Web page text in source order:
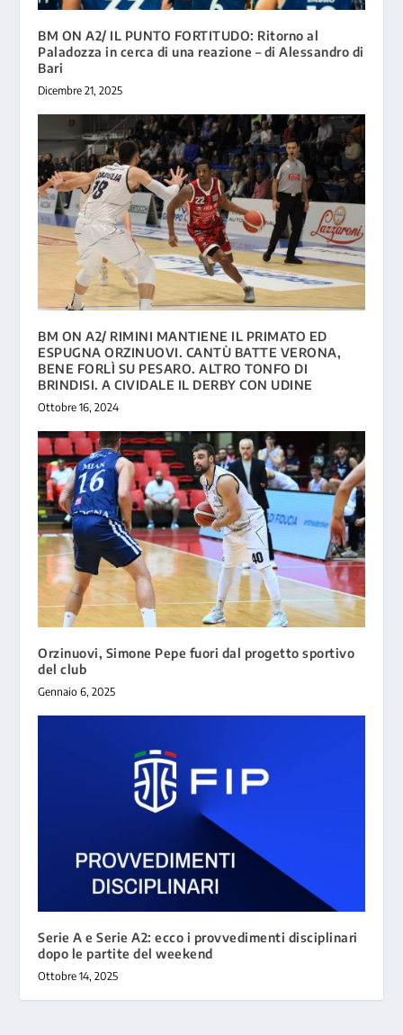
BM ON A2/ IL PUNTO FORTITUDO: Ritorno al
Paladozza in cerca di una reazione – di Alessandro di
Bari
Dicembre 21, 2025
BM ON A2/ RIMINI MANTIENE IL PRIMATO ED
ESPUGNA ORZINUOVI. CANTÙ BATTE VERONA,
BENE FORLÌ SU PESARO. ALTRO TONFO DI
BRINDISI. A CIVIDALE IL DERBY CON UDINE
Ottobre 16, 2024
Orzinuovi, Simone Pepe fuori dal progetto sportivo
del club
Gennaio 6, 2025
Serie A e Serie A2: ecco i provvedimenti disciplinari
dopo le partite del weekend
Ottobre 14, 2025